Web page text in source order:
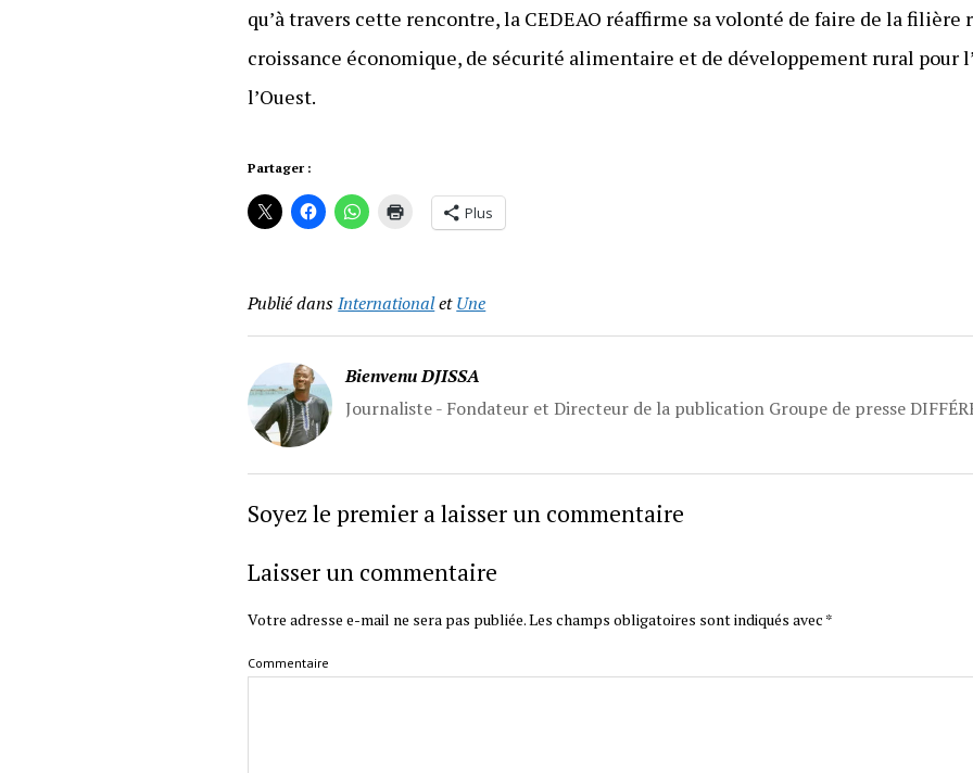
qu’à travers cette rencontre, la CEDEAO réaffirme sa volonté de faire de la
croissance économique, de sécurité alimentaire et de développement rural pour
l’Ouest.
Partager :
Plus
Publié dansInternationaletUne
Bienvenu DJISSA
Journaliste - Fondateur et Directeur de la publication Groupe de presse
Soyez le premier a laisser un commentaire
Laisser un commentaire
Votre adresse e-mail ne sera pas publiée.Les champs obligatoires sont indiqués avec *
Commentaire